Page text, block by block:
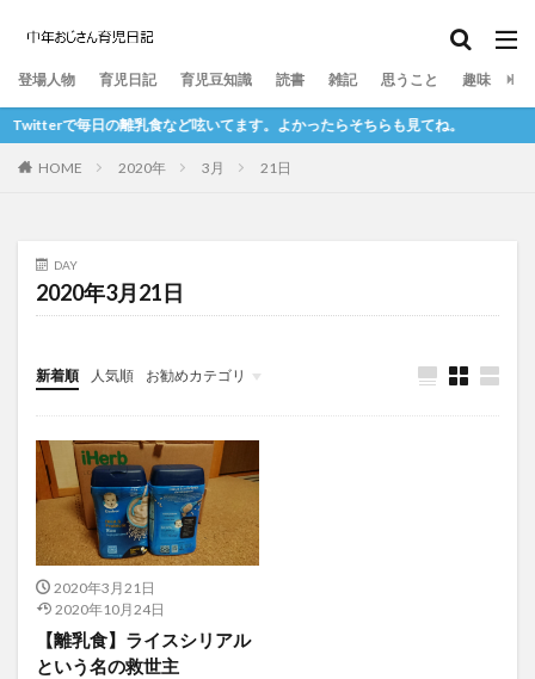
登場人物 育児日記 育児豆知識 読書 雑記 思うこと 趣味
で毎日の離乳食など呟いてます。よかったらそちらも見てね。
HOME 2020年 3月 21日
DAY
2020年3月21日
新着順 人気順 お勧めカテゴリ
育児豆知識
回想：妊娠～生後５か月
現在地：生後６か月～
2020年3月21日
2020年10月24日
【離乳食】ライスシリアル
という名の救世主